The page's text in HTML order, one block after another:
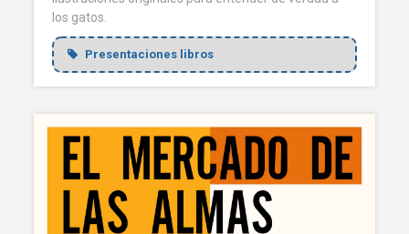
los gatos.
Presentaciones libros